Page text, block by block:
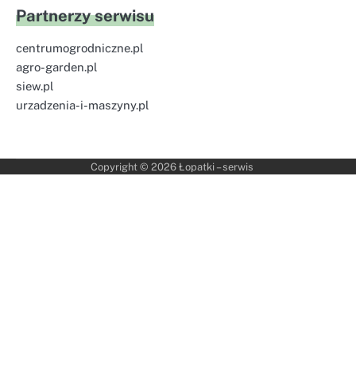
Partnerzy serwisu
centrumogrodniczne.pl
agro-garden.pl
siew.pl
urzadzenia-i-maszyny.pl
Copyright © 2026 Łopatki – serwis